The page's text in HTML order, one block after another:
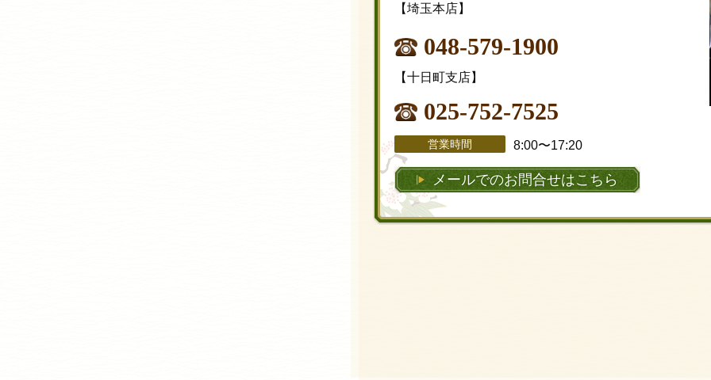
【埼玉本店】
048-579-1900
【十日町支店】
025-752-7525
営業時間 8:00〜17:20
メールでのお問合せはこちら